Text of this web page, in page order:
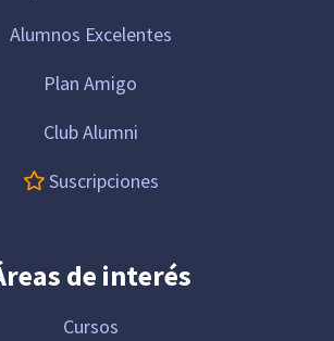
Alumnos Excelentes
Plan Amigo
Club Alumni
Suscripciones
de interés
Cursos